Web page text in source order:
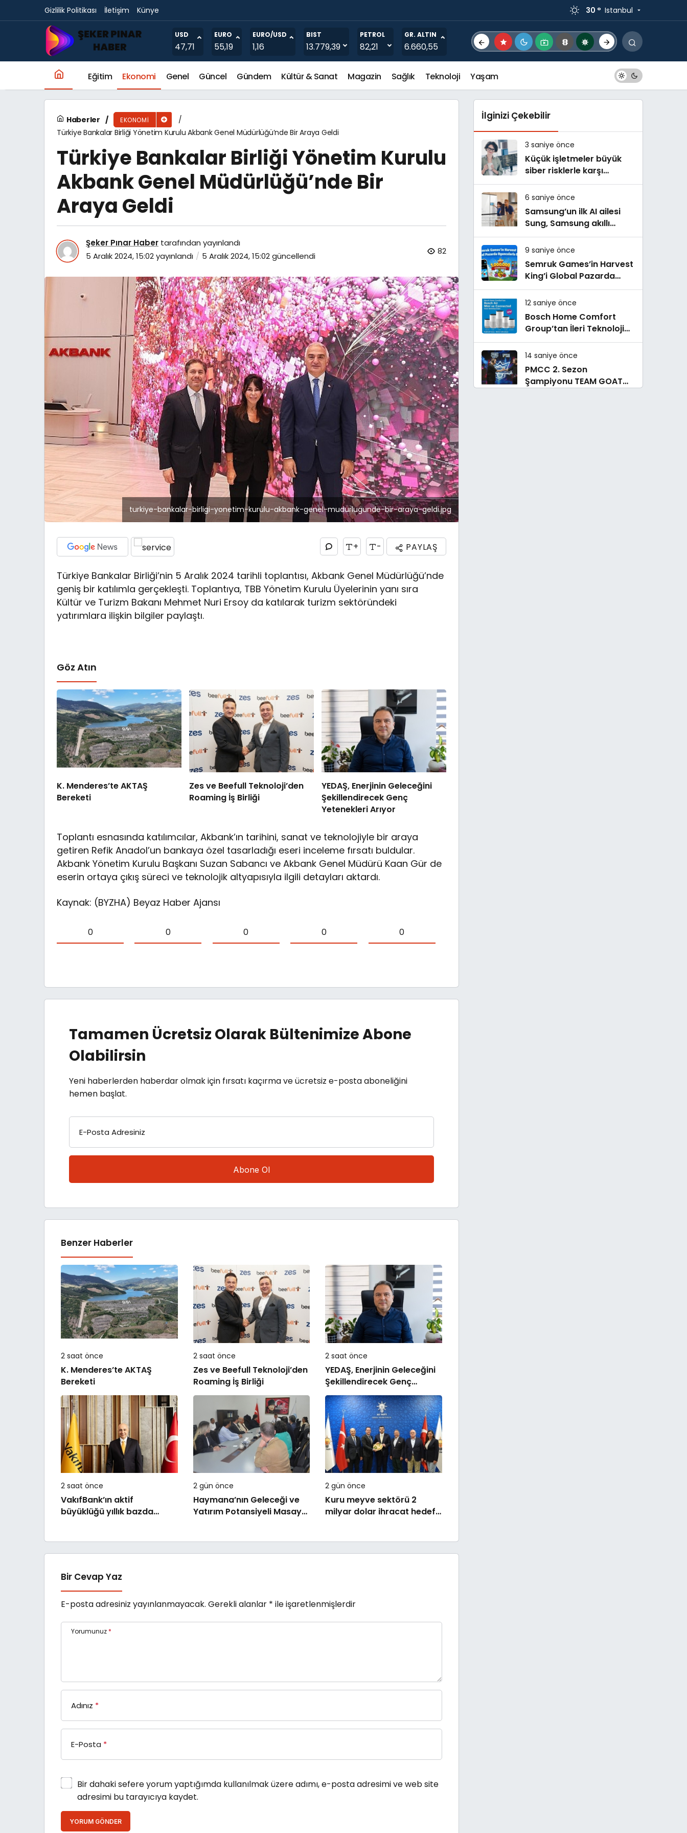
Gizlilik Politikası İletişim Künye 30 ° Istanbul
USD
47,71
EURO
55,19
EURO/USD
1,16
BIST
13.779,39
PETROL
82,21
GR. ALTIN
6.660,55
Eğitim Ekonomi Genel Güncel Gündem Kültür & Sanat Magazin Sağlık Teknoloji Yaşam
Haberler EKONOMI
Türkiye Bankalar Birliği Yönetim Kurulu Akbank Genel Müdürlüğü’nde Bir Araya Geldi
Türkiye Bankalar Birliği Yönetim Kurulu
Akbank Genel Müdürlüğü’nde Bir
Araya Geldi
Şeker Pınar Haber tarafından yayınlandı
5 Aralık 2024, 15:02yayınlandı 5 Aralık 2024, 15:02güncellendi 82
turkiye-bankalar-birligi-yonetim-kurulu-akbank-genel-mudurlugunde-bir-araya-geldi.jpg
+ - PAYLAŞ
Türkiye Bankalar Birliği’nin 5 Aralık 2024 tarihli toplantısı, Akbank Genel Müdürlüğü’nde
geniş bir katılımla gerçekleşti. Toplantıya, TBB Yönetim Kurulu Üyelerinin yanı sıra
Kültür ve Turizm Bakanı Mehmet Nuri Ersoy da katılarak turizm sektöründeki
yatırımlara ilişkin bilgiler paylaştı.
Göz Atın
K. Menderes’te AKTAŞ
Bereketi
Zes ve Beefull Teknoloji’den
Roaming İş Birliği
YEDAŞ, Enerjinin Geleceğini
Şekillendirecek Genç
Yetenekleri Arıyor
Toplantı esnasında katılımcılar, Akbank’ın tarihini, sanat ve teknolojiyle bir araya
getiren Refik Anadol’un bankaya özel tasarladığı eseri inceleme fırsatı buldular.
Akbank Yönetim Kurulu Başkanı Suzan Sabancı ve Akbank Genel Müdürü Kaan Gür de
eserin ortaya çıkış süreci ve teknolojik altyapısıyla ilgili detayları aktardı.
Kaynak: (BYZHA) Beyaz Haber Ajansı
0 0 0 0 0
Tamamen Ücretsiz Olarak Bültenimize Abone
Olabilirsin
Yeni haberlerden haberdar olmak için fırsatı kaçırma ve ücretsiz e-posta aboneliğini
hemen başlat.
E-Posta Adresiniz
Benzer Haberler
2 saat önce
K. Menderes’te AKTAŞ
Bereketi
2 saat önce
Zes ve Beefull Teknoloji’den
Roaming İş Birliği
2 saat önce
YEDAŞ, Enerjinin Geleceğini
Şekillendirecek Genç
Yetenekleri Arıyor
2 saat önce
VakıfBank’ın aktif
büyüklüğü yıllık bazda
2 gün önce
Haymana’nın Geleceği ve
Yatırım Potansiyeli Masaya
2 gün önce
Kuru meyve sektörü 2
milyar dolar ihracat hedefi
Bir Cevap Yaz
E-posta adresiniz yayınlanmayacak. Gerekli alanlar * ile işaretlenmişlerdir
Yorumunuz *
Adınız *
E-Posta *
Bir dahaki sefere yorum yaptığımda kullanılmak üzere adımı, e-posta adresimi ve web site
adresimi bu tarayıcıya kaydet.
YORUM GÖNDER
İlginizi Çekebilir
3 saniye önce
Küçük işletmeler büyük
siber risklerle karşı
karşıya
6 saniye önce
Samsung’un ilk AI ailesi
Sung, Samsung akıllı
yaşam deneyimini
ekranlara taşıyor
9 saniye önce
Semruk Games’in Harvest
King’i Global Pazarda
Oyuncularla Buluştu!
12 saniye önce
Bosch Home Comfort
Group’tan İleri Teknoloji
Hava Temizleme Cihazları
14 saniye önce
PMCC 2. Sezon
Şampiyonu TEAM GOAT
Akıllı Satış Noktaları Girişimi Szone, Asya Ventures’tan 3,5 Milyon TL Yatırım Aldı